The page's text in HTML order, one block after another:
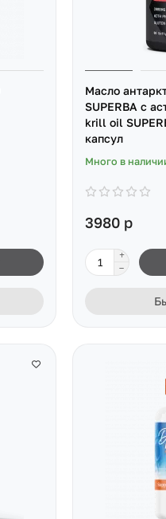
Масло
SUPERBA с
krill oil
капсул
Много в
3980 р